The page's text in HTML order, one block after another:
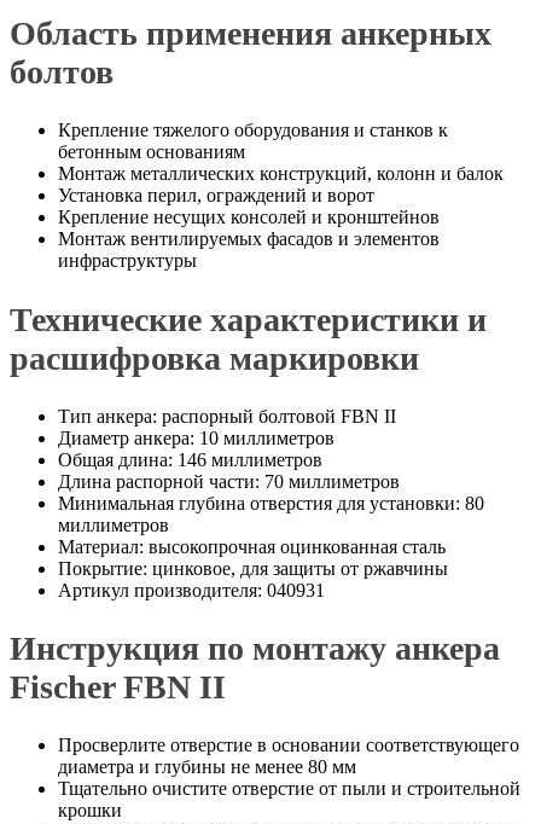
Область применения анкерных
болтов
Крепление тяжелого оборудования и станков к
бетонным основаниям
Монтаж металлических конструкций, колонн и балок
Установка перил, ограждений и ворот
Крепление несущих консолей и кронштейнов
Монтаж вентилируемых фасадов и элементов
инфраструктуры
Технические характеристики и
расшифровка маркировки
Тип анкера: распорный болтовой FBN II
Диаметр анкера: 10 миллиметров
Общая длина: 146 миллиметров
Длина распорной части: 70 миллиметров
Минимальная глубина отверстия для установки: 80
миллиметров
Материал: высокопрочная оцинкованная сталь
Покрытие: цинковое, для защиты от ржавчины
Артикул производителя: 040931
Инструкция по монтажу анкера
Fischer FBN II
Просверлите отверстие в основании соответствующего
диаметра и глубины не менее 80 мм
Тщательно очистите отверстие от пыли и строительной
крошки